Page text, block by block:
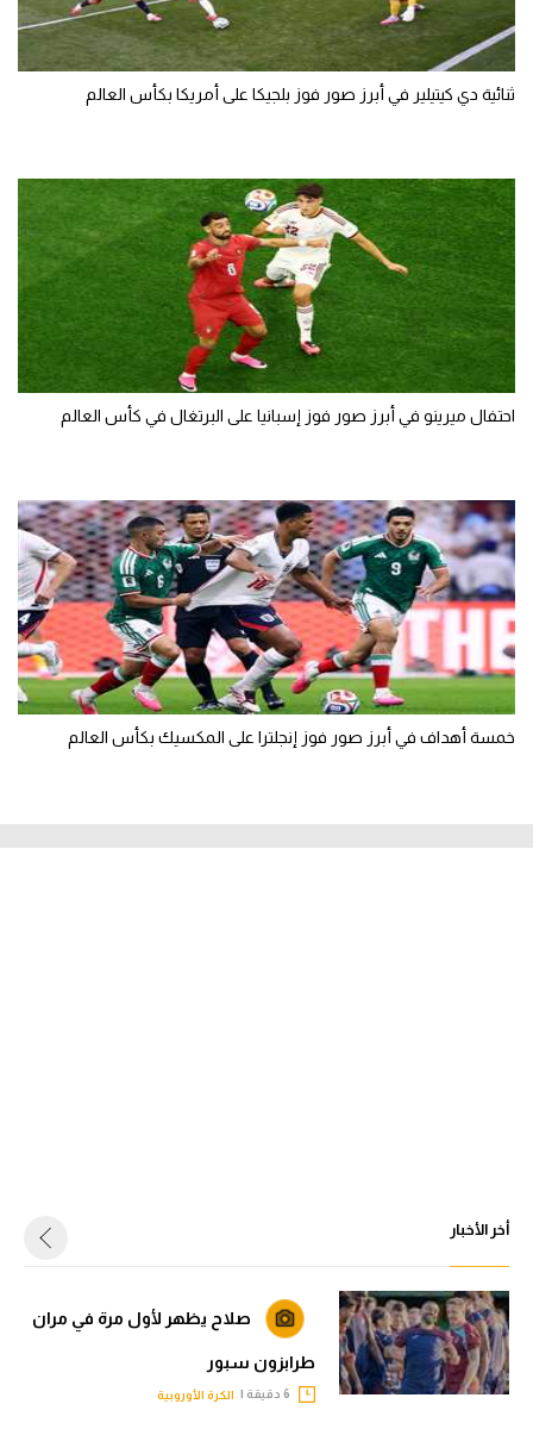
ثنائية دي كيتيلير في أبرز صور فوز بلجيكا على أمريكا بكأس العالم
احتفال ميرينو في أبرز صور فوز إسبانيا على البرتغال في كأس العالم
خمسة أهداف في أبرز صور فوز إنجلترا على المكسيك بكأس العالم
أخر الأخبار
صلاح يظهر لأول مرة في مران
طرابزون سبور
الكرة الأوروبية